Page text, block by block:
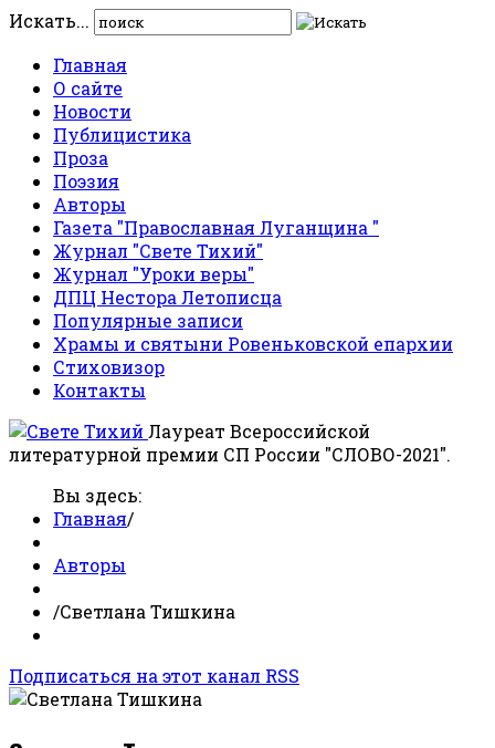
Искать...
Главная
О сайте
Новости
Публицистика
Проза
Поэзия
Авторы
Газета "Православная Луганщина "
Журнал "Свете Тихий"
Журнал "Уроки веры"
ДПЦ Нестора Летописца
Популярные записи
Храмы и святыни Ровеньковской епархии
Стиховизор
Контакты
Лауреат Всероссийской
литературной премии СП России "СЛОВО-2021".
Вы здесь:
Главная/
Авторы
/Светлана Тишкина
Подписаться на этот канал RSS